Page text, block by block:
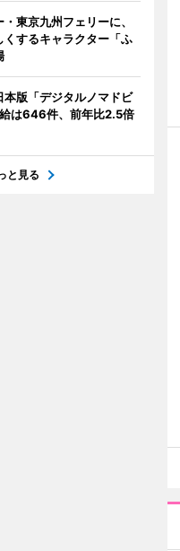
東京九州フェリーに、
するキャラクター「ふ
本版「デジタルノマドビ
は646件、前年比2.5倍
と見る